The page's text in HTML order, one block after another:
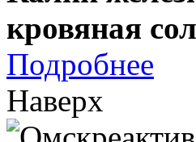
кровяная
Подробнее
Наверх